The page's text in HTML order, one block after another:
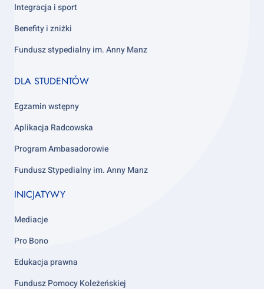
Integracja i sport
Benefity i zniżki
Fundusz stypedialny im. Anny Manz
Footer
4
DLA STUDENTÓW
Egzamin wstępny
Aplikacja Radcowska
Program Ambasadorowie
Fundusz Stypedialny im. Anny Manz
INICJATYWY
Mediacje
Pro Bono
Edukacja prawna
Fundusz Pomocy Koleżeńskiej